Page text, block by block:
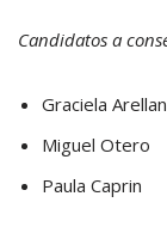
Candidatos a
Graciela
Miguel Otero
Paula Caprin